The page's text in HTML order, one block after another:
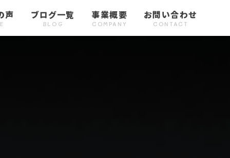
声 ブログ一覧
BLOG
事業概要
COMPANY
お問い合わせ
CONTACT